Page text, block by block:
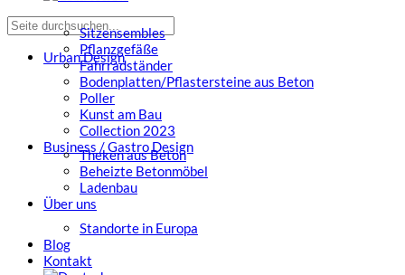
Urban Design
Sitzensembles
Pflanzgefäße
Fahrradständer
Bodenplatten/Pflastersteine aus Beton
Poller
Kunst am Bau
Collection 2023
Business / Gastro Design
Theken aus Beton
Beheizte Betonmöbel
Ladenbau
Über uns
Standorte in Europa
Blog
Kontakt